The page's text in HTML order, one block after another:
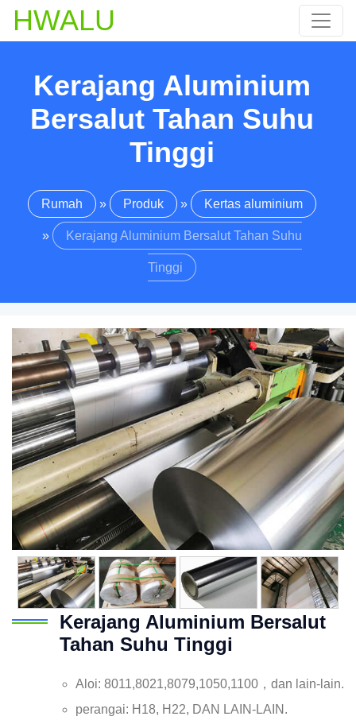
HWALU
Kerajang Aluminium
Bersalut Tahan Suhu
Tinggi
Rumah » Produk » Kertas aluminium
» Kerajang Aluminium Bersalut Tahan Suhu
Tinggi
Kerajang Aluminium Bersalut
Tahan Suhu Tinggi
Aloi: 8011,8021,8079,1050,1100，dan lain-lain.
perangai: H18, H22, DAN LAIN-LAIN.